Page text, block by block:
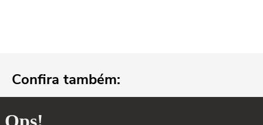
Confira também: